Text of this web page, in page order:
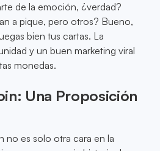
de la emoción, ¿verdad?
a pique, pero otros? Bueno,
bien tus cartas. La
y un buen marketing viral
monedas.
Una Proposición
no es solo otra cara en la